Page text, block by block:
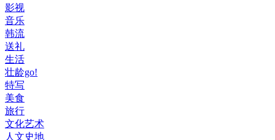
影视
音乐
韩流
送礼
生活
壮龄go!
特写
美食
旅行
文化艺术
人文史地